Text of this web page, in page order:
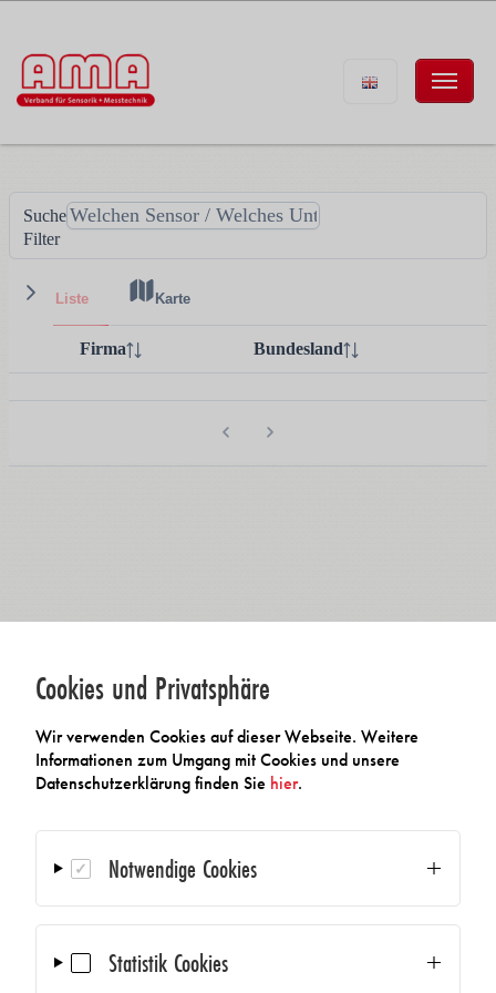
Cookies und Privatsphäre
Wir verwenden Cookies auf dieser Webseite. Weitere
Informationen zum Umgang mit Cookies und unsere
Datenschutzerklärung finden Sie hier.
Notwendige Cookies
Statistik Cookies